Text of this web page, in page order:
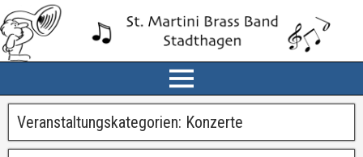
Veranstaltungskategorien: Konzerte